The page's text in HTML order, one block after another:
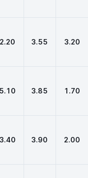
2.20 3.55 3.20
5.10 3.85 1.70
3.40 3.90 2.00